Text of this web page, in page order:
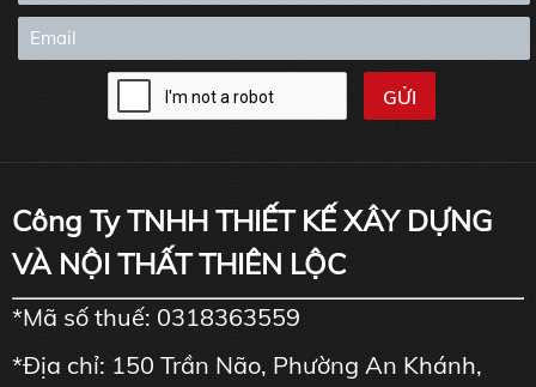
Công Ty TNHH THIẾT KẾ XÂY DỰNG
VÀ NỘI THẤT THIÊN LỘC
*Mã số thuế: 0318363559
*Địa chỉ: 150 Trần Não, Phường An Khánh,